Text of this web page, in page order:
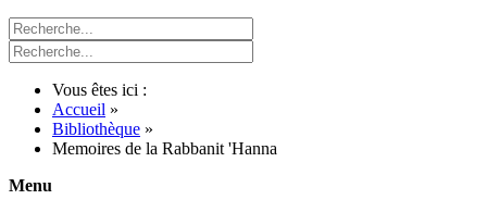
Vous êtes ici :
Accueil »
Bibliothèque »
Memoires de la Rabbanit 'Hanna
Menu